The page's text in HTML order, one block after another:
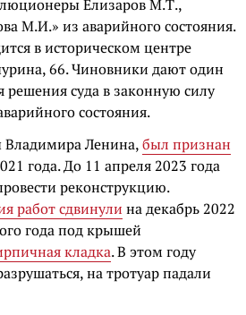
Елизаров М.Т.,
М.И.» из аварийного состояния.
в историческом центре
66. Чиновники дают один
решения суда в законную силу
состояния.
Владимира Ленина,был признан
года. До 11 апреля 2023 года
реконструкцию.
работ сдвинули на декабрь 2022
года под крышей
кладка.В этом году
на тротуар падали